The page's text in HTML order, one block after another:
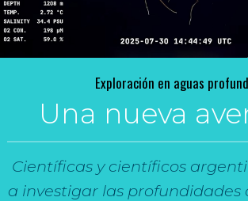
Exploración en aguas
Una nueva
Científicas y científicos
a investigar las profundidades